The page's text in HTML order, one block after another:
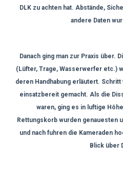
DLK zu achten hat. Abstände,
andere Daten
Danach ging man zur Praxis über.
(Lüfter, Trage, Wasserwerfer etc.)
deren Handhabung erläutert.
einsatzbereit gemacht. Als die
waren, ging es in luftige
Rettungskorb wurden genauesten
und nach fuhren die Kameraden
Blick über